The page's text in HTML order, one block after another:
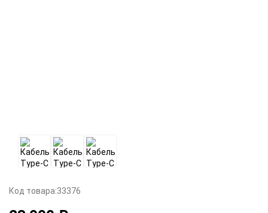
Код товара:33376